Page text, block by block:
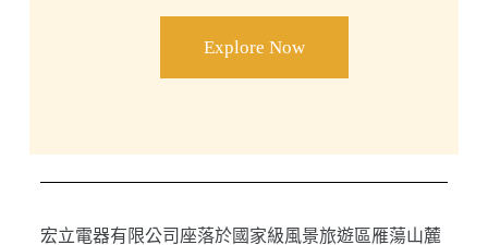
Explore Now
宏立電器有限公司座落於國家級風景旅遊區雁蕩山麓